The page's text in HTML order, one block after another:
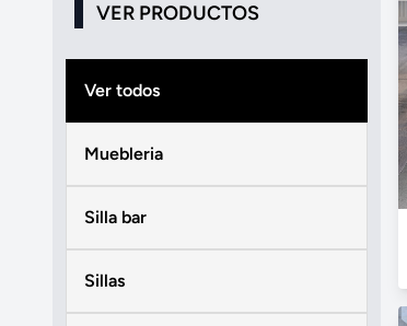
VER PRODUCTOS
Ver todos
Muebleria
Silla bar
Sillas